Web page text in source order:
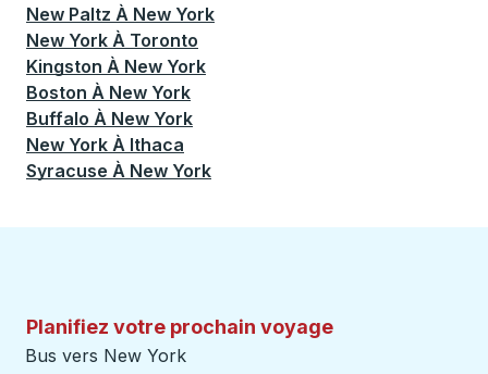
New Paltz À New York
New York À Toronto
Kingston À New York
Boston À New York
Buffalo À New York
New York À Ithaca
Syracuse À New York
Planifiez votre prochain voyage
Bus vers New York